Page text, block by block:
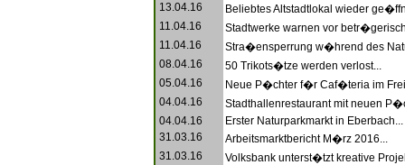
13.04.16
Beliebtes Altstadtlokal wieder
11.04.16
Stadtwerke warnen vor
11.04.16
Stra�ensperrung w�hrend des
08.04.16
50 Trikots�tze werden verlost...
05.04.16
Neue P�chter f�r Caf�teria im
04.04.16
Stadthallenrestaurant mit neuen
04.04.16
Erster Naturparkmarkt in Eberbach...
31.03.16
Arbeitsmarktbericht M�rz 2016...
31.03.16
Volksbank unterst�tzt kreative